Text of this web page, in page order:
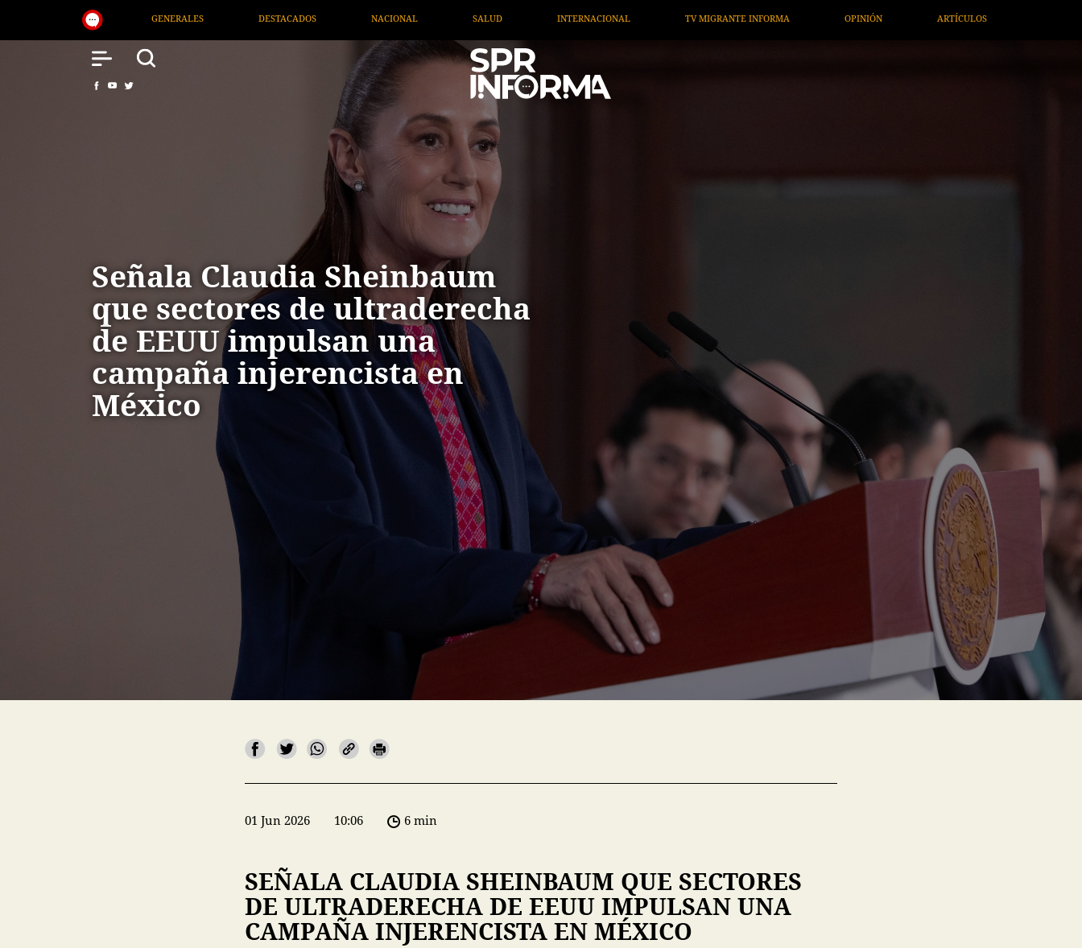
DESTACADOS NACIONAL SALUD INTERNACIONAL TV MIGRANTE INFORMA OPINIÓN ARTÍCULOS ARTE / ENTRETENIMIENTO
Señala Claudia Sheinbaum
que sectores de ultraderecha
de EEUU impulsan una
campaña injerencista en
México
01 Jun 2026 10:06 6 min
SEÑALA CLAUDIA SHEINBAUM QUE SECTORES
DE ULTRADERECHA DE EEUU IMPULSAN UNA
CAMPAÑA INJERENCISTA EN MÉXICO